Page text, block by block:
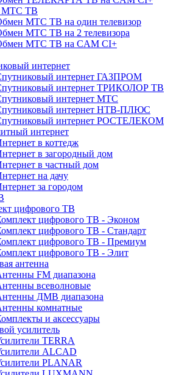
МТС ТВ
МТС ТВ на один телевизор
МТС ТВ на 2 телевизора
МТС ТВ на CAM CI+
интернет
интернет ГАЗПРОМ
интернет ТРИКОЛОР ТВ
интернет МТС
интернет НТВ-ПЛЮС
интернет РОСТЕЛЕКОМ
интернет
в коттедж
в загородный дом
в частный дом
на дачу
за городом
цифрового ТВ
цифрового ТВ - Эконом
цифрового ТВ - Стандарт
цифрового ТВ - Премиум
цифрового ТВ - Элит
антенна
FM диапазона
всеволновые
ДМВ диапазона
комнатные
и аксессуары
усилитель
TERRA
ALCAD
PLANAR